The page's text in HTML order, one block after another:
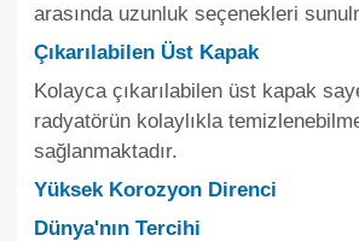
arasında uzunluk seçenekleri
Çıkarılabilen Üst Kapak
Kolayca çıkarılabilen üst kapak
radyatörün kolaylıkla
sağlanmaktadır.
Yüksek Korozyon Direnci
Dünya'nın Tercihi